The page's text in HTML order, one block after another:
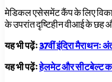
मेडिकल एसेसमेंट कैंप के लिए
के उपरांत दृष्टिहीन वीआई के छह
यह भी पढ़ेंः37वीं इंदिरा मैराथनः
यह भी पढ़ेंःहेलमेट और सीटबेल्ट